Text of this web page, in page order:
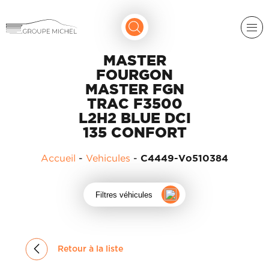
MICROCAR
SERVICES
ACADÉMIE
MASTER
FOURGON
MASTER FGN
TRAC F3500
L2H2 BLUE DCI
135 CONFORT
Accueil - Vehicules - C4449-Vo510384
Filtres véhicules
Retour à la liste